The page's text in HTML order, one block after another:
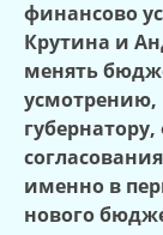
финансово
Крутина и
менять
усмотрению,
именно в
нового